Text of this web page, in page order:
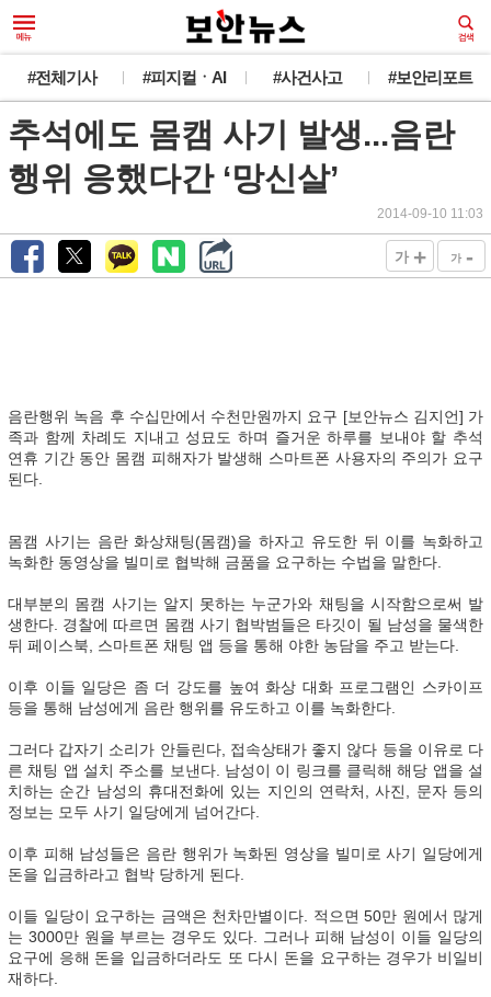
#전체기사 #피지컬ㆍAI #사건사고 #보안리포트
추석에도 몸캠 사기 발생...음란
행위 응했다간 ‘망신살’
2014-09-10 11:03
가 + 가 -
음란행위 녹음 후 수십만에서 수천만원까지 요구 [보안뉴스 김지언] 가
족과 함께 차례도 지내고 성묘도 하며 즐거운 하루를 보내야 할 추석
연휴 기간 동안 몸캠 피해자가 발생해 스마트폰 사용자의 주의가 요구
된다.
몸캠 사기는 음란 화상채팅(몸캠)을 하자고 유도한 뒤 이를 녹화하고
녹화한 동영상을 빌미로 협박해 금품을 요구하는 수법을 말한다.
대부분의 몸캠 사기는 알지 못하는 누군가와 채팅을 시작함으로써 발
생한다. 경찰에 따르면 몸캠 사기 협박범들은 타깃이 될 남성을 물색한
뒤 페이스북, 스마트폰 채팅 앱 등을 통해 야한 농담을 주고 받는다.
이후 이들 일당은 좀 더 강도를 높여 화상 대화 프로그램인 스카이프
등을 통해 남성에게 음란 행위를 유도하고 이를 녹화한다.
그러다 갑자기 소리가 안들린다, 접속상태가 좋지 않다 등을 이유로 다
른 채팅 앱 설치 주소를 보낸다. 남성이 이 링크를 클릭해 해당 앱을 설
치하는 순간 남성의 휴대전화에 있는 지인의 연락처, 사진, 문자 등의
정보는 모두 사기 일당에게 넘어간다.
이후 피해 남성들은 음란 행위가 녹화된 영상을 빌미로 사기 일당에게
돈을 입금하라고 협박 당하게 된다.
이들 일당이 요구하는 금액은 천차만별이다. 적으면 50만 원에서 많게
는 3000만 원을 부르는 경우도 있다. 그러나 피해 남성이 이들 일당의
요구에 응해 돈을 입금하더라도 또 다시 돈을 요구하는 경우가 비일비
재하다.